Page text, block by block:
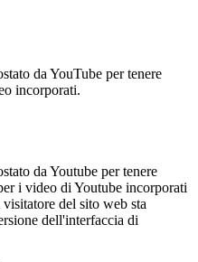
da YouTube per tenere
incorporati.
da Youtube per tenere
i video di Youtube incorporati
del sito web sta
dell'interfaccia di